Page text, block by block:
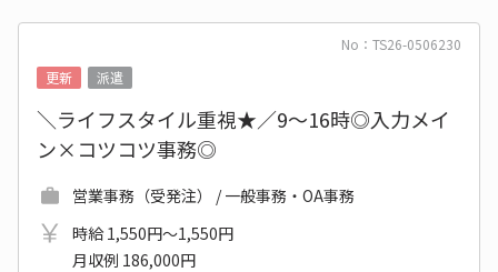
No：TS26-0506230
更新
派遣
＼ライフスタイル重視★／9～16時◎入力メイ
ン×コツコツ事務◎
営業事務（受発注） / 一般事務・OA事務
時給 1,550円～1,550円
月収例 186,000円